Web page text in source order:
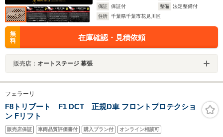
保証
保証付 整備
法定整備付
住所
千葉県千葉市花見川区
無
料
在庫確認・見積依頼
販売店： オートステージ 幕張
フェラーリ
F8トリブート F1 DCT 正規D車 フロントプロテクショ
ン Fリフト
販売店保証 車両品質評価書付 購入プラン付 オンライン相談可